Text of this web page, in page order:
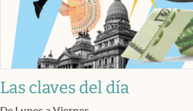
Las claves del día